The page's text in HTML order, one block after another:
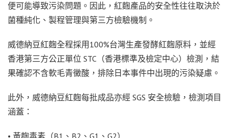
便可能導致污染問題。因此，紅麴產品的安全性往往取決於
菌種純化、製程管理與第三方檢驗機制。
威德納豆紅麴全程採用100%台灣生產發酵紅麴原料，並經
香港第三方公正單位 STC（香港標準及檢定中心）檢測，結
果確認不含軟毛青黴酸，排除日本事件中出現的污染疑慮。
此外，威德納豆紅麴每批成品亦經 SGS 安全檢驗，檢測項目
涵蓋：